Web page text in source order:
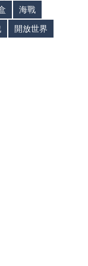
海戰
開放世界